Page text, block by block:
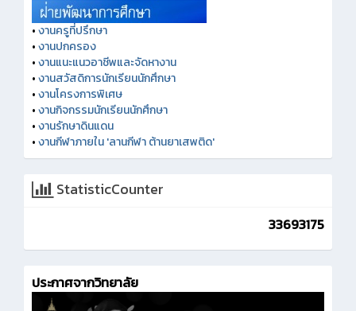
•งานครูที่ปรึกษา
•งานปกครอง
•งานแนะแนวอาชีพและจัดหางาน
•งานสวัสดิการนักเรียนนักศึกษา
•งานโครงการพิเศษ
•งานกิจกรรมนักเรียนนักศึกษา
•งานรักษาดินแดน
•งานกีฬาภายใน 'ลานกีฬา ต้านยาเสพติด'
StatisticCounter
33693175
ประกาศจากวิทยาลัย